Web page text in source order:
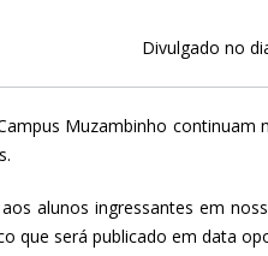
Divulgado no
Muzambinho continuam
alunos ingressantes em
que será publicado em data